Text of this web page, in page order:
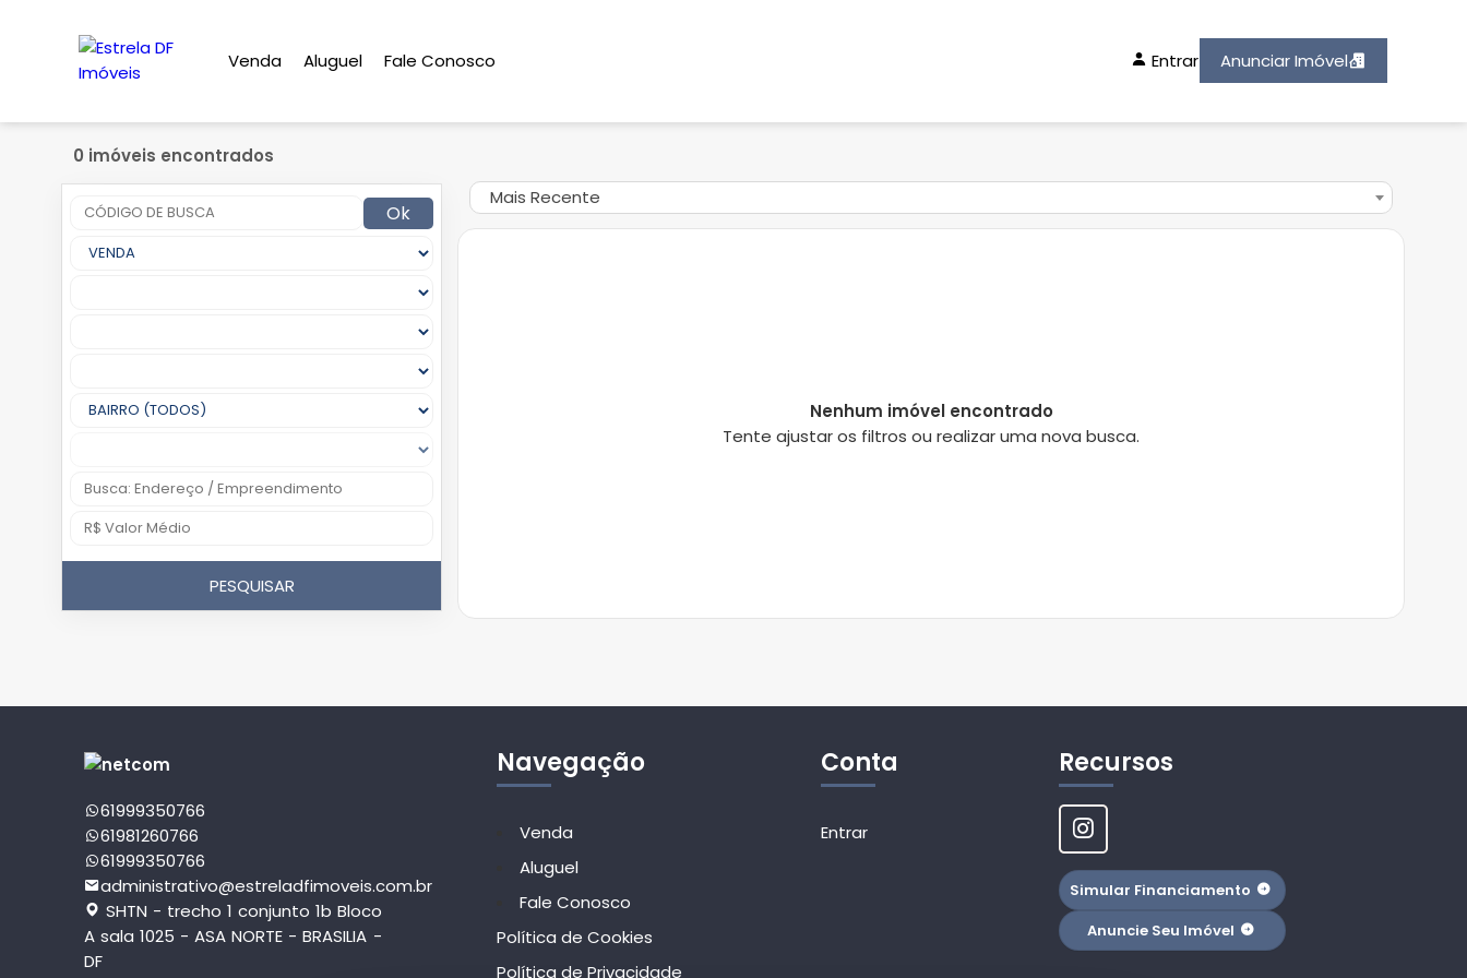
Venda Aluguel Fale Conosco Entrar Anunciar Imóvel
0 imóveis encontrados
Ok
PESQUISAR
Mais Recente
Nenhum imóvel encontrado
Tente ajustar os filtros ou realizar uma nova busca.
61999350766
61981260766
61999350766
administrativo@estreladfimoveis.com.br
SHTN - trecho 1 conjunto 1b Bloco
A sala 1025 - ASA NORTE - BRASILIA -
DF
Navegação
Venda
Aluguel
Fale Conosco
Política de Cookies
Política de Privacidade
Conta
Entrar
Recursos
Simular Financiamento
Anuncie Seu Imóvel